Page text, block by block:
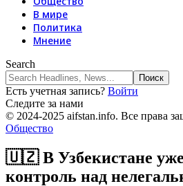
В мире
Политика
Мнение
Search
Есть учетная запись? Войти
Следите за нами
© 2024-2025 aifstan.info. Все права
Общество
🇺🇿 В Узбекистане
контроль над